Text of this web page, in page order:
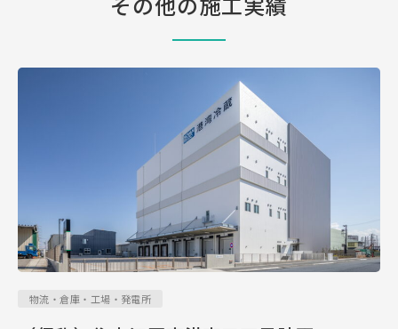
物流・倉庫・工場・発電所